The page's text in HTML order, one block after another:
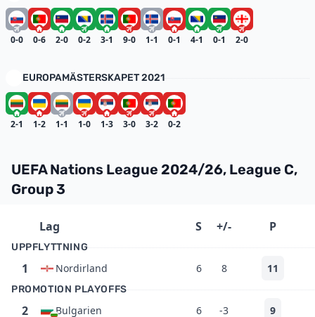
0-0 0-6 2-0 0-2 3-1 9-0 1-1 0-1 4-1 0-1 2-0
EUROPA­MÄSTERSKAPET 2021
2-1 1-2 1-1 1-0 1-3 3-0 3-2 0-2
UEFA Nations League 2024/26, League C,
Group 3
Lag S +/- P
UPPFLYTTNING
1 Nordirland 6 8 11
PROMOTION PLAYOFFS
2 Bulgarien 6 -3 9